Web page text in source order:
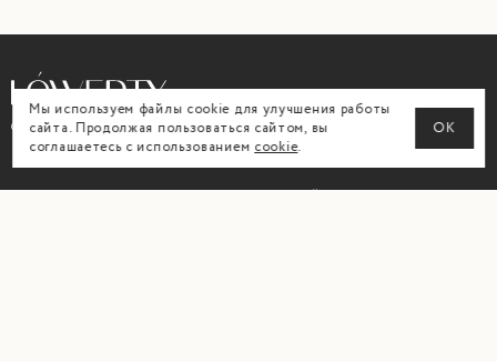
© All Rights Reserved. Lówerty. 2026
Мы используем файлы cookie для улучшения работы
сайта. Продолжая пользоваться сайтом, вы
соглашаетесь с использованием cookie.
ОК